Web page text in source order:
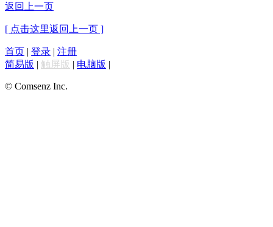
返回上一页
[ 点击这里返回上一页 ]
首页 | 登录 | 注册
简易版 | 触屏版 | 电脑版 |
© Comsenz Inc.